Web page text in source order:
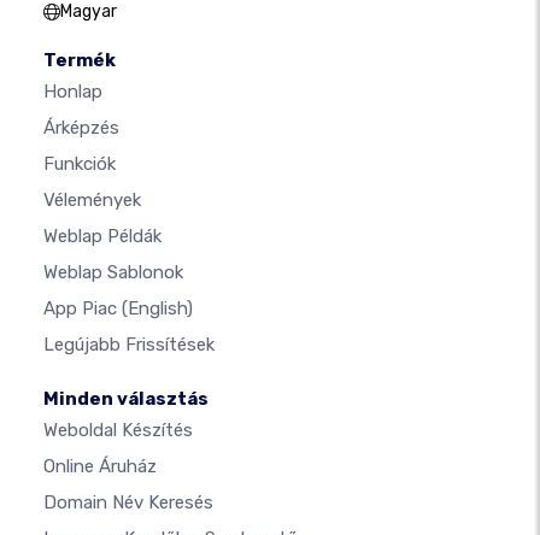
Magyar
Termék
Honlap
Árképzés
Funkciók
Vélemények
Weblap Példák
Weblap Sablonok
App Piac (English)
Legújabb Frissítések
Minden választás
Weboldal Készítés
Online Áruház
Domain Név Keresés